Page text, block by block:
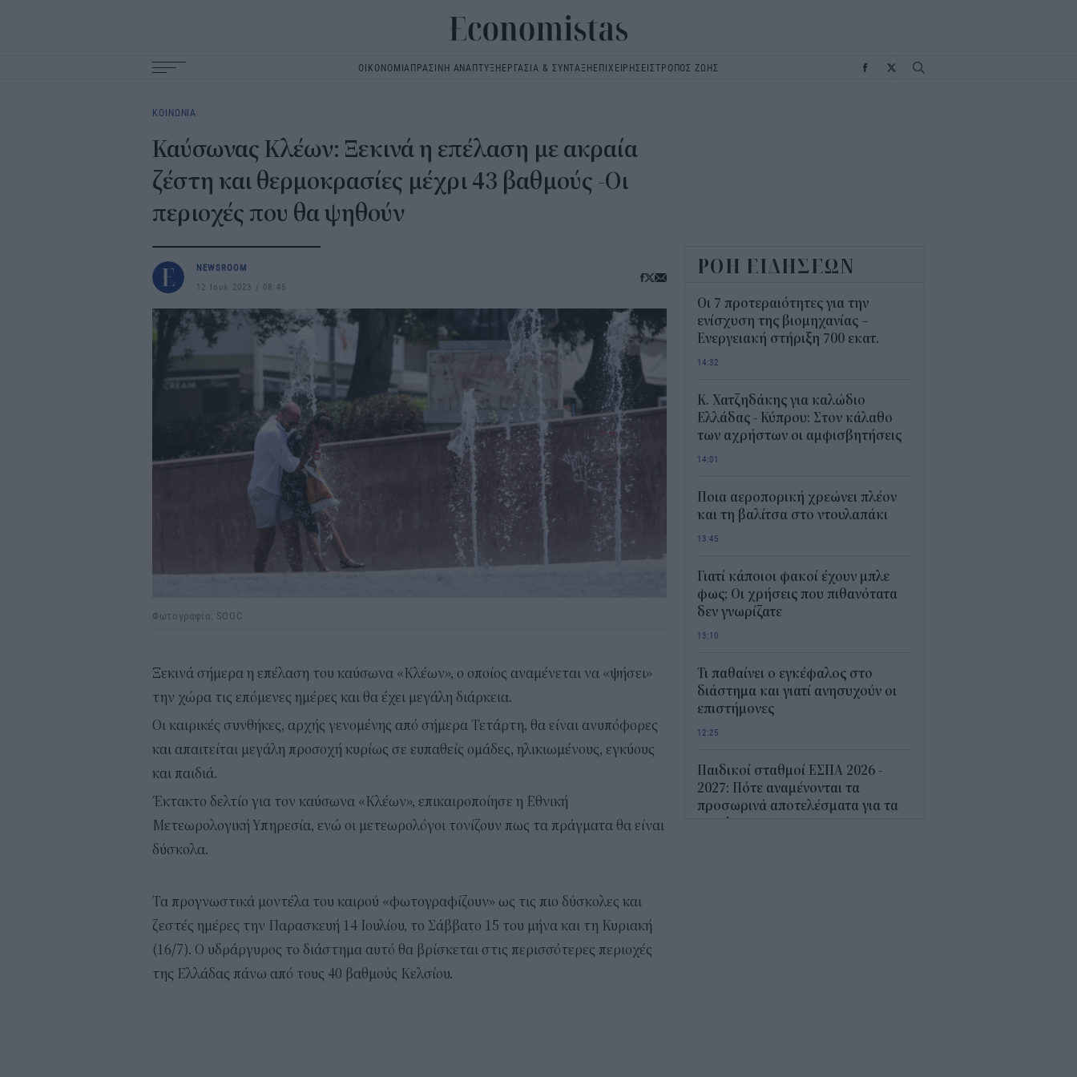
ΟΙΚΟΝΟΜΙΑΠΡΑΣΙΝΗ ΑΝΑΠΤΥΞΗΕΡΓΑΣΙΑ & ΣΥΝΤΑΞΗΕΠΙΧΕΙΡΗΣΕΙΣΤΡΟΠΟΣ ΖΩΗΣ
navigation
ΚΟΙΝΩΝΙΑ
Καύσωνας Κλέων: Ξεκινά η επέλαση με ακραία
ζέστη και θερμοκρασίες μέχρι 43 βαθμούς -Οι
περιοχές που θα ψηθούν
NEWSROOM
12 Ιουλ 2023
08:45
Φωτογραφία: SOOC
Ξεκινά σήμερα η επέλαση του καύσωνα «Κλέων», ο οποίος αναμένεται να «ψήσει»
την χώρα τις επόμενες ημέρες και θα έχει μεγάλη διάρκεια.
Οι καιρικές συνθήκες, αρχής γενομένης από σήμερα Τετάρτη, θα είναι ανυπόφορες
και απαιτείται μεγάλη προσοχή κυρίως σε ευπαθείς ομάδες, ηλικιωμένους, εγκύους
και παιδιά.
Έκτακτο δελτίο για τον καύσωνα «Κλέων», επικαιροποίησε η Εθνική
Μετεωρολογική Υπηρεσία, ενώ οι μετεωρολόγοι τονίζουν πως τα πράγματα θα είναι
δύσκολα.
Τα προγνωστικά μοντέλα του καιρού «φωτογραφίζουν» ως τις πιο δύσκολες και
ζεστές ημέρες την Παρασκευή 14 Ιουλίου, το Σάββατο 15 του μήνα και τη Κυριακή
(16/7). Ο υδράργυρος το διάστημα αυτό θα βρίσκεται στις περισσότερες περιοχές
της Ελλάδας πάνω από τους 40 βαθμούς Κελσίου.
ΡΟΗ ΕΙΔΗΣΕΩΝ
Οι 7 προτεραιότητες για την
ενίσχυση της βιομηχανίας –
Ενεργειακή στήριξη 700 εκατ.
14:32
Κ. Χατζηδάκης για καλώδιο
Ελλάδας - Κύπρου: Στον κάλαθο
των αχρήστων οι αμφισβητήσεις
14:01
Ποια αεροπορική χρεώνει πλέον
και τη βαλίτσα στο ντουλαπάκι
13:45
Γιατί κάποιοι φακοί έχουν μπλε
φως; Οι χρήσεις που πιθανότατα
δεν γνωρίζατε
13:10
Τι παθαίνει ο εγκέφαλος στο
διάστημα και γιατί ανησυχούν οι
επιστήμονες
12:25
Παιδικοί σταθμοί ΕΣΠΑ 2026 -
2027: Πότε αναμένονται τα
προσωρινά αποτελέσματα για τα